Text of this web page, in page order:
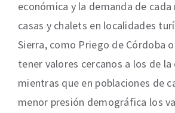
económica y la demanda de cada
casas y chalets en localidades
Sierra, como Priego de Córdoba
tener valores cercanos a los de la
mientras que en poblaciones de
menor presión demográfica los